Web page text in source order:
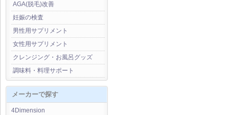
AGA(脱毛)改善
妊娠の検査
男性用サプリメント
女性用サプリメント
クレンジング・お風呂グッズ
調味料・料理サポート
メーカーで探す
4Dimension